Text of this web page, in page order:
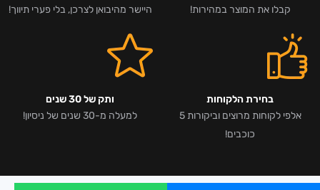
קבלו את המוצר במהירות!
היישר מהיבואן לצרכן, בלי פערי תיווך!
בחירת הלקוחות
אלפי לקוחות מרוצים וביקורות 5
כוכבים!
ותק של 30 שנים
למעלה מ-30 שנים של ניסיון!